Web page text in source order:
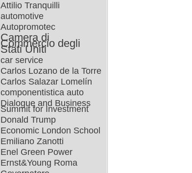
Attilio Tranquilli
automotive
Autopromotec
Camera di
Commercio degli
Stati Uniti
car service
Carlos Lozano de la Torre
Carlos Salazar Lomelín
componentistica auto
Dialogue and Business
Summit for Investment
Donald Trump
Economic London School
Emiliano Zanotti
Enel Green Power
Ernst&Young Roma